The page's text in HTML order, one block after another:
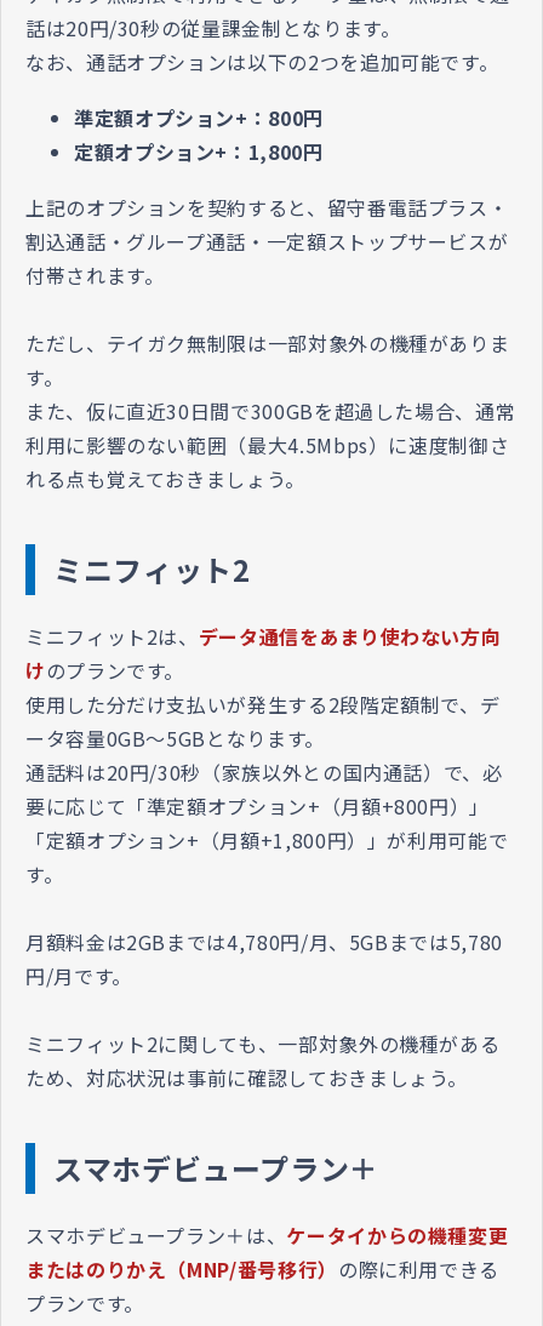
話は20円/30秒の従量課金制となります。
なお、通話オプションは以下の2つを追加可能です。
準定額オプション+：800円
定額オプション+：1,800円
上記のオプションを契約すると、留守番電話プラス・
割込通話・グループ通話・一定額ストップサービスが
付帯されます。
ただし、 テイガク無制限は一部対象外の機種がありま
す。
また、仮に直近30日間で300GBを超過した場合、通常
利用に影響のない範囲（最大4.5Mbps）に速度制御さ
れる点も覚えておきましょう。
ミニフィット2
ミニフィット2は、 データ通信をあまり使わない方向
けのプランです。
使用した分だけ支払いが発生する2段階定額制で、デ
ータ容量0GB～5GBとなります。
通話料は20円/30秒（家族以外との国内通話）で、必
要に応じて「準定額オプション+（月額+800円）」
「定額オプション+（月額+1,800円）」が利用可能で
す。
月額料金は2GBまでは4,780円/月、5GBまでは5,780
円/月です。
ミニフィット2に関しても、一部対象外の機種がある
ため、対応状況は事前に確認しておきましょう。
スマホデビュープラン＋
スマホデビュープラン＋は、 ケータイからの機種変更
またはのりかえ（MNP/番号移行） の際に利用できる
プランです。